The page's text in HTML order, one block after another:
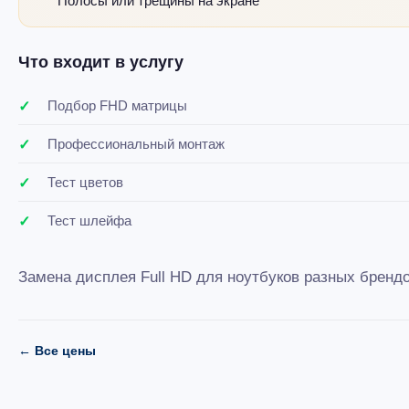
Что входит в услугу
Подбор FHD матрицы
Профессиональный монтаж
Тест цветов
Тест шлейфа
Замена дисплея Full HD для ноутбуков разных
← Все цены